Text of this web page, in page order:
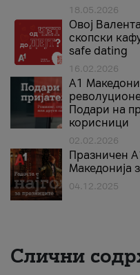
18.05.2026
Овој
скопски
safe dating
16.02.2026
А1
Подари на
корисници
02.02.2026
Празничен
Македонија
04.12.2025
Слични